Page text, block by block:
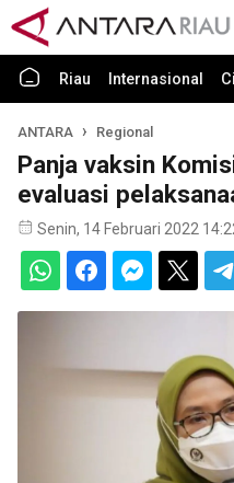
Riau Internasional
ANTARA Regional
Panja vaksin
evaluasi
Senin, 14 Februari 2022